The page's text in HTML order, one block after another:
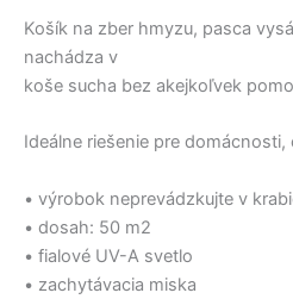
Košík na zber hmyzu, pasca
nachádza v
koše sucha bez akejkoľvek
Ideálne riešenie pre domácnosti,
• výrobok neprevádzkujte v
• dosah: 50 m2
• fialové UV-A svetlo
• zachytávacia miska